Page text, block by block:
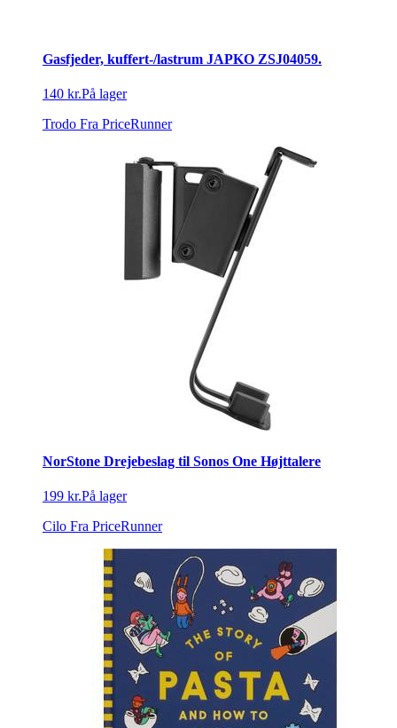
Gasfjeder, kuffert-/lastrum JAPKO ZSJ04059.
140 kr.På lager
Trodo Fra PriceRunner
NorStone Drejebeslag til Sonos One Højttalere
199 kr.På lager
Cilo Fra PriceRunner